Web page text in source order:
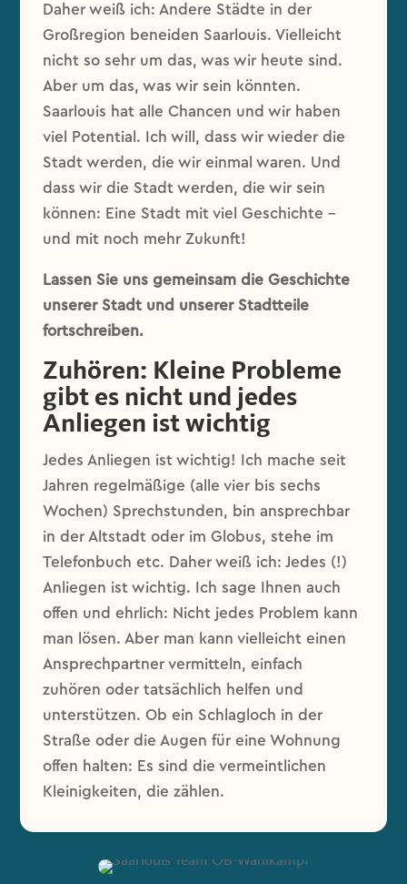
Daher weiß ich: Andere Städte in der
Großregion beneiden Saarlouis. Vielleicht
nicht so sehr um das, was wir heute sind.
Aber um das, was wir sein könnten.
Saarlouis hat alle Chancen und wir haben
viel Potential. Ich will, dass wir wieder die
Stadt werden, die wir einmal waren. Und
dass wir die Stadt werden, die wir sein
können: Eine Stadt mit viel Geschichte –
und mit noch mehr Zukunft!
Lassen Sie uns gemeinsam die Geschichte
unserer Stadt und unserer Stadtteile
fortschreiben.
Zuhören: Kleine Probleme
gibt es nicht und jedes
Anliegen ist wichtig
Jedes Anliegen ist wichtig! Ich mache seit
Jahren regelmäßige (alle vier bis sechs
Wochen) Sprechstunden, bin ansprechbar
in der Altstadt oder im Globus, stehe im
Telefonbuch etc. Daher weiß ich: Jedes (!)
Anliegen ist wichtig. Ich sage Ihnen auch
offen und ehrlich: Nicht jedes Problem kann
man lösen. Aber man kann vielleicht einen
Ansprechpartner vermitteln, einfach
zuhören oder tatsächlich helfen und
unterstützen. Ob ein Schlagloch in der
Straße oder die Augen für eine Wohnung
offen halten: Es sind die vermeintlichen
Kleinigkeiten, die zählen.